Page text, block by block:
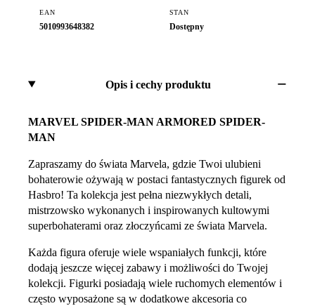
EAN
5010993648382
STAN
Dostępny
Opis i cechy produktu
MARVEL SPIDER-MAN ARMORED SPIDER-
MAN
Zapraszamy do świata Marvela, gdzie Twoi ulubieni
bohaterowie ożywają w postaci fantastycznych figurek od
Hasbro! Ta kolekcja jest pełna niezwykłych detali,
mistrzowsko wykonanych i inspirowanych kultowymi
superbohaterami oraz złoczyńcami ze świata Marvela.
Każda figura oferuje wiele wspaniałych funkcji, które
dodają jeszcze więcej zabawy i możliwości do Twojej
kolekcji. Figurki posiadają wiele ruchomych elementów i
często wyposażone są w dodatkowe akcesoria co